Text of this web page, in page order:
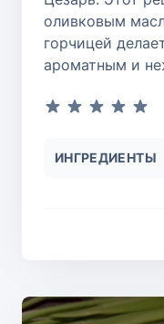
оливковым
горчицей
ароматным и
ИНГРЕДИЕНТЫ